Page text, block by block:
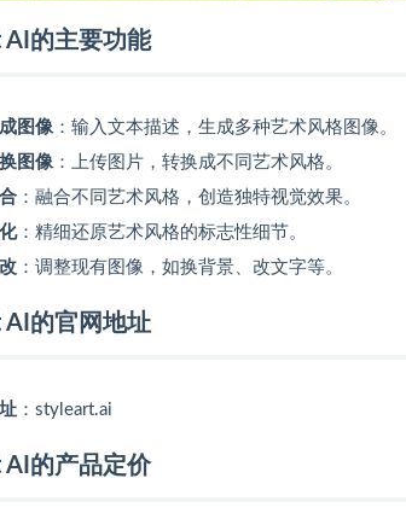
AI的主要功能
图像 ：输入文本描述，生成多种艺术风格图像。
图像 ：上传图片，转换成不同艺术风格。
：融合不同艺术风格，创造独特视觉效果。
：精细还原艺术风格的标志性细节。
：调整现有图像，如换背景、改文字等。
AI的官网地址
：styleart.ai
AI的产品定价